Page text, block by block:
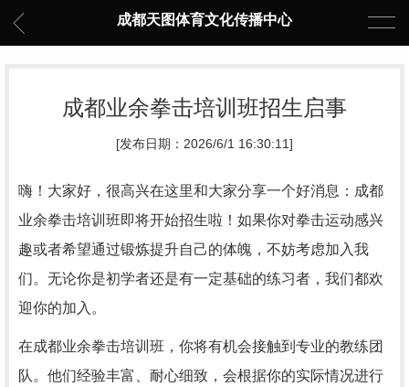
成都天图体育文化传播中心
成都业余拳击培训班招生启事
[发布日期：2026/6/1 16:30:11]
嗨！大家好，很高兴在这里和大家分享一个好消息：成都
业余拳击培训班即将开始招生啦！如果你对拳击运动感兴
趣或者希望通过锻炼提升自己的体魄，不妨考虑加入我
们。无论你是初学者还是有一定基础的练习者，我们都欢
迎你的加入。
在成都业余拳击培训班，你将有机会接触到专业的教练团
队。他们经验丰富、耐心细致，会根据你的实际情况进行